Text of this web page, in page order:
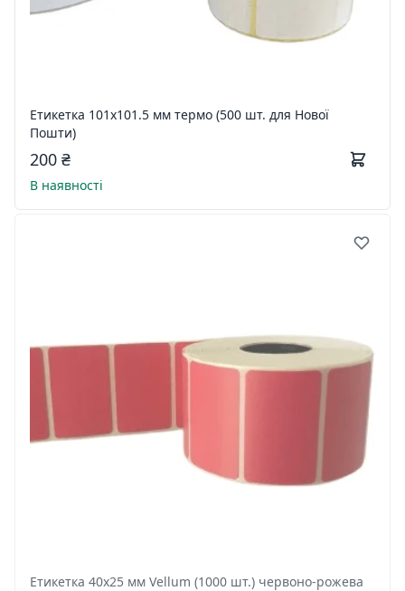
Етикетка 101х101.5 мм термо (500 шт. для Нової
Пошти)
200 ₴
В наявності
Етикетка 40x25 мм Vellum (1000 шт.) червоно-рожева